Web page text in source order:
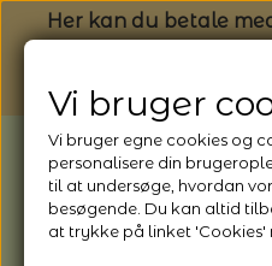
Her kan du betale
BEMÆRK:
1/8 - 9/8 - 2026
*Webshoppen er
Vi bruger
Vi bruger egne cookies og
personalisere din
til at undersøge, hvordan
besøgende. Du kan altid
at trykke på linket 'Cookies'